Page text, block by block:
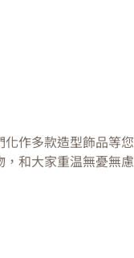
作多款造型飾品等您
和大家重温無憂無慮